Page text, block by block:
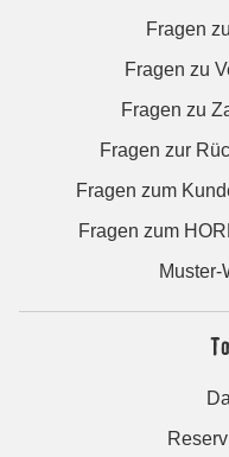
Fragen
Fragen zu
Fragen zu
Fragen zur
Fragen zum
Fragen zum
Muster-